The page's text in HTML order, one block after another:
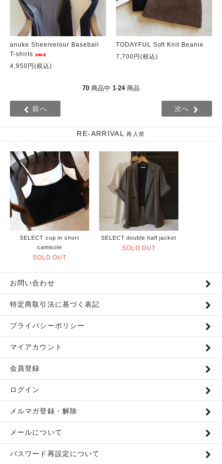
anuke Sheervelour Baseball
T-shirts
4,950円(税込)
TODAYFUL Soft Knit Beanie
7,700円(税込)
70 商品中 1-24商品
前へ 次へ
RE-ARRIVAL再入荷
SELECT cup in short
camisole
SOLD OUT
SELECT double half jacket
SOLD OUT
お問い合わせ
特定商取引法に基づく表記
プライバシーポリシー
マイアカウント
会員登録
ログイン
メルマガ登録・解除
メールについて
パスワード再設定について